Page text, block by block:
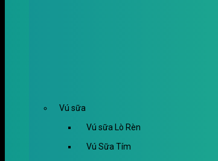
Vú sữa
Vú sữa Lò Rèn
Vú Sữa Tím